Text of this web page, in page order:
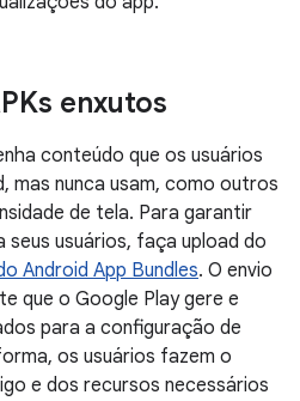
enxutos
conteúdo que os usuários
mas nunca usam, como outros
de tela. Para garantir
seus usuários, faça upload do
Android App Bundles. O envio
que o Google Play gere e
para a configuração de
os usuários fazem o
e dos recursos necessários